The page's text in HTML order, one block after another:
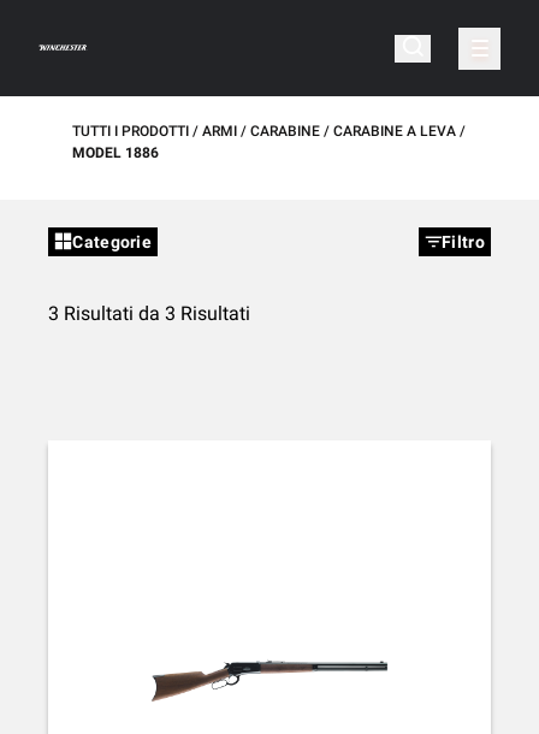
TUTTI I PRODOTTI ARMI CARABINE
CARABINE A LEVA
MODEL 1886
Categorie Filtro
3 Risultati da 3 Risultati